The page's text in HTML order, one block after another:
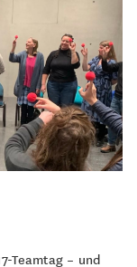
Teamtag – und